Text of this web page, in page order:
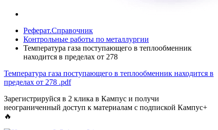
Реферат.Справочник
Контрольные работы по металлургии
Температура газа поступающего в теплообменник
находится в пределах от 278
Температура газа поступающего в теплообменник находится в
пределах от 278 .pdf
Зарегистрируйся в 2 клика в Кампус и получи
неограниченный доступ к материалам с подпиской Кампус+
🔥